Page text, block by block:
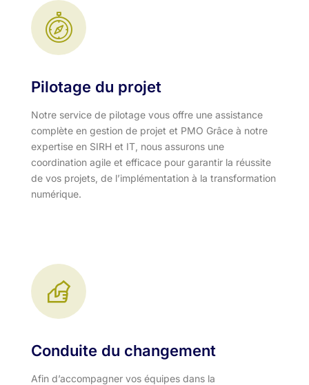
Pilotage du projet
Notre service de pilotage vous offre une assistance
complète en gestion de projet et PMO Grâce à notre
expertise en SIRH et IT, nous assurons une
coordination agile et efficace pour garantir la réussite
de vos projets, de l’implémentation à la transformation
numérique.
Conduite du changement
Afin d’accompagner vos équipes dans la